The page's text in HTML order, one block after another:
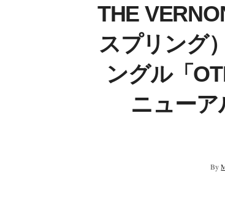
THE
スプリング
ングル「
ニューア
By